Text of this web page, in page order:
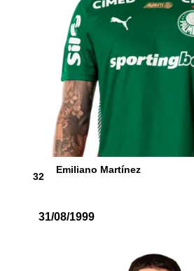
32
Emiliano Martínez
31/08/1999